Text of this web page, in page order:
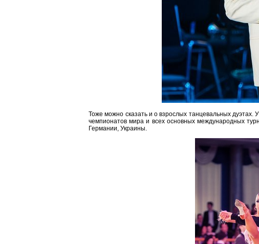
Тоже можно сказать и о взрослых танцевальных дуэтах.
чемпионатов мира и всех основных международных
Германии, Украины.